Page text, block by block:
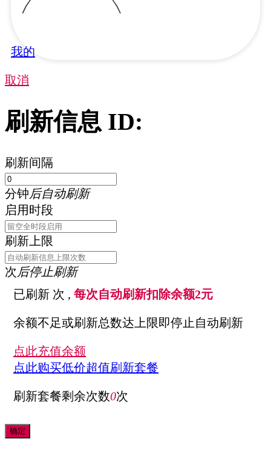
我的
取消
刷新信息 ID:
刷新间隔
分钟后自动刷新
启用时段
刷新上限
次 后停止刷新
已刷新 次 , 每次自动刷新扣除余额2元
余额不足或刷新总数达上限即停止自动刷新
点此充值余额
点此购买低价超值刷新套餐
刷新套餐剩余次数0次